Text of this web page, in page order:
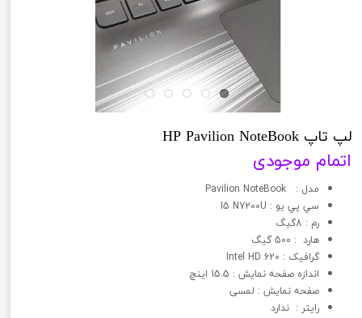
لپ تاپ HP Pavilion NoteBook
اتمام موجودی
مدل : Pavilion NoteBook
سي پي يو : I5 N7200U
رم : 8گیگ
هارد : 500 گیگ
گرافيک : Intel HD 620
اندازه صفحه نمایش : 15.5 اینچ
صفحه نمایش : لمسی
رایتر : ندارد